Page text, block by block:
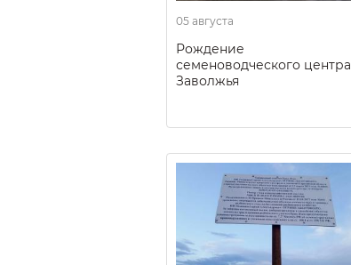
05 августа
Рождение
семеноводческого центра
Заволжья